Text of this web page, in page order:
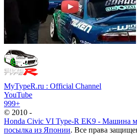
MyTypeR.ru : Official Channel
YouTube
999+
© 2010 -
Honda Civic VI Type-R EK9 - Машина
посылка из Японии. Все права